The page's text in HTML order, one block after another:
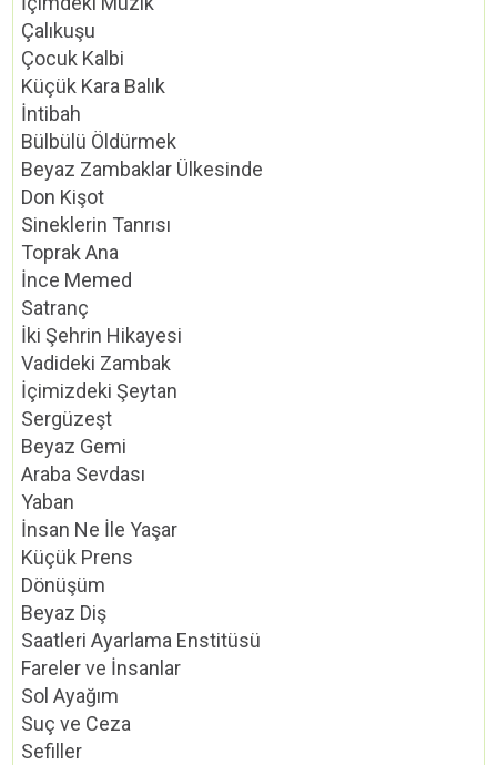
Çalıkuşu
Çocuk Kalbi
Küçük Kara Balık
İntibah
Bülbülü Öldürmek
Beyaz Zambaklar Ülkesinde
Don Kişot
Sineklerin Tanrısı
Toprak Ana
İnce Memed
Satranç
İki Şehrin Hikayesi
Vadideki Zambak
İçimizdeki Şeytan
Sergüzeşt
Beyaz Gemi
Araba Sevdası
Yaban
İnsan Ne İle Yaşar
Küçük Prens
Dönüşüm
Beyaz Diş
Saatleri Ayarlama Enstitüsü
Fareler ve İnsanlar
Sol Ayağım
Suç ve Ceza
Sefiller